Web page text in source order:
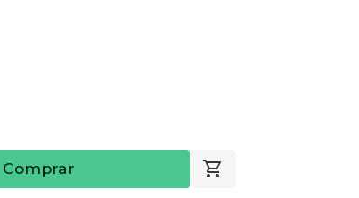
Comprar